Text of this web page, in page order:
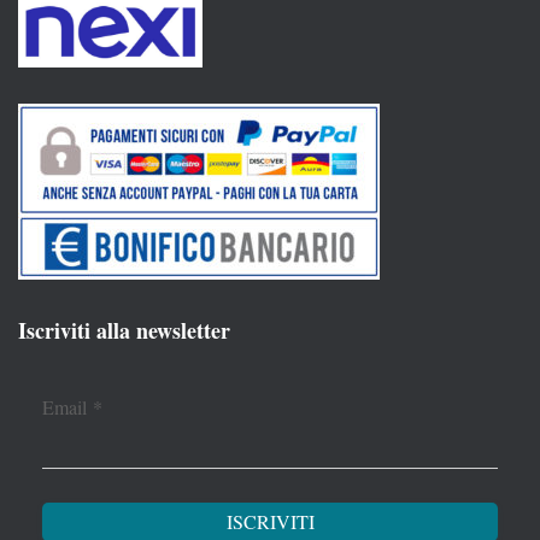
Iscriviti alla newsletter
Email *